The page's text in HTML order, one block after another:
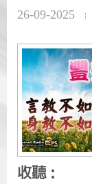
26-09-2025
收聽：